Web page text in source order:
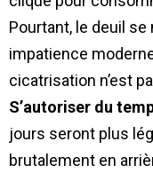
Pourtant, le deuil
impatience
cicatrisation n’est
S’autoriser du
jours seront plus
brutalement en